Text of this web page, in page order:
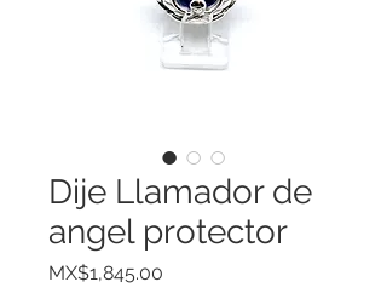
Dije Llamador de
angel protector
MX$1,845.00